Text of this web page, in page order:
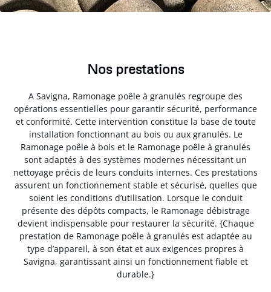
Nos prestations
A Savigna, Ramonage poêle à granulés regroupe des
opérations essentielles pour garantir sécurité, performance
et conformité. Cette intervention constitue la base de toute
installation fonctionnant au bois ou aux granulés. Le
Ramonage poêle à bois et le Ramonage poêle à granulés
sont adaptés à des systèmes modernes nécessitant un
nettoyage précis de leurs conduits internes. Ces prestations
assurent un fonctionnement stable et sécurisé, quelles que
soient les conditions d’utilisation. Lorsque le conduit
présente des dépôts compacts, le Ramonage débistrage
devient indispensable pour restaurer la sécurité. {Chaque
prestation de Ramonage poêle à granulés est adaptée au
type d’appareil, à son état et aux exigences propres à
Savigna, garantissant ainsi un fonctionnement fiable et
durable.}